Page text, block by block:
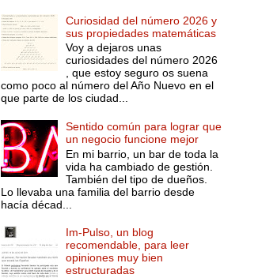
Curiosidad del número 2026 y
sus propiedades matemáticas
Voy a dejaros unas
curiosidades del número 2026
, que estoy seguro os suena
como poco al número del Año Nuevo en el
que parte de los ciudad...
Sentido común para lograr que
un negocio funcione mejor
En mi barrio, un bar de toda la
vida ha cambiado de gestión.
También del tipo de dueños.
Lo llevaba una familia del barrio desde
hacía décad...
Im-Pulso, un blog
recomendable, para leer
opiniones muy bien
estructuradas